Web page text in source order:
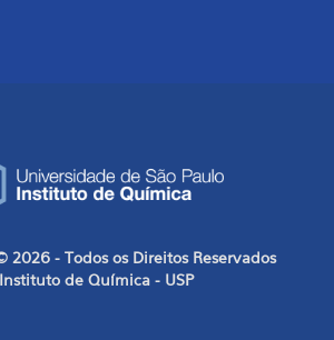
- Todos os Direitos Reservados
de Química - USP